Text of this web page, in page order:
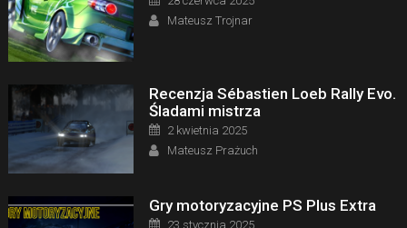
Author
Mateusz Trojnar
Recenzja Sébastien Loeb Rally Evo.
Śladami mistrza
Posted on
2 kwietnia 2025
Author
Mateusz Prażuch
Gry motoryzacyjne PS Plus Extra
Posted on
23 stycznia 2025